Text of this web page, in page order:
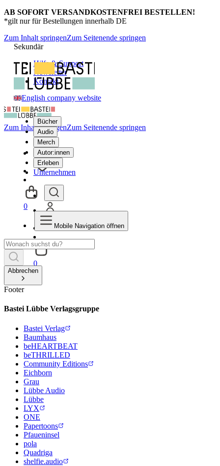
AB SOFORT VERSANDKOSTENFREI BESTELLEN!
*gilt nur für Bestellungen innerhalb DE
Zum Inhalt springenZum Seitenende springen
Sekundär
Hilfe & Support
Newsletter
Kontakt
English company website
Bücher
Audio
Merch
Autor:innen
Erleben
Unternehmen
0
Zum Inhalt springenZum Seitenende springen
0
Mobile Navigation öffnen
Abbrechen
Footer
Bastei Lübbe Verlagsgruppe
Bastei Verlag
Baumhaus
beHEARTBEAT
beTHRILLED
Community Editions
Eichborn
Grau
Lübbe Audio
Lübbe
LYX
ONE
Papertoons
Pfaueninsel
pola
Quadriga
shelfie.audio